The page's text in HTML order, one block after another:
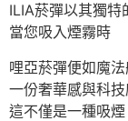
ILIA菸彈以其獨特
當您吸入煙霧時
哩亞菸彈便如魔
一份奢華感與科
這不僅是一種吸